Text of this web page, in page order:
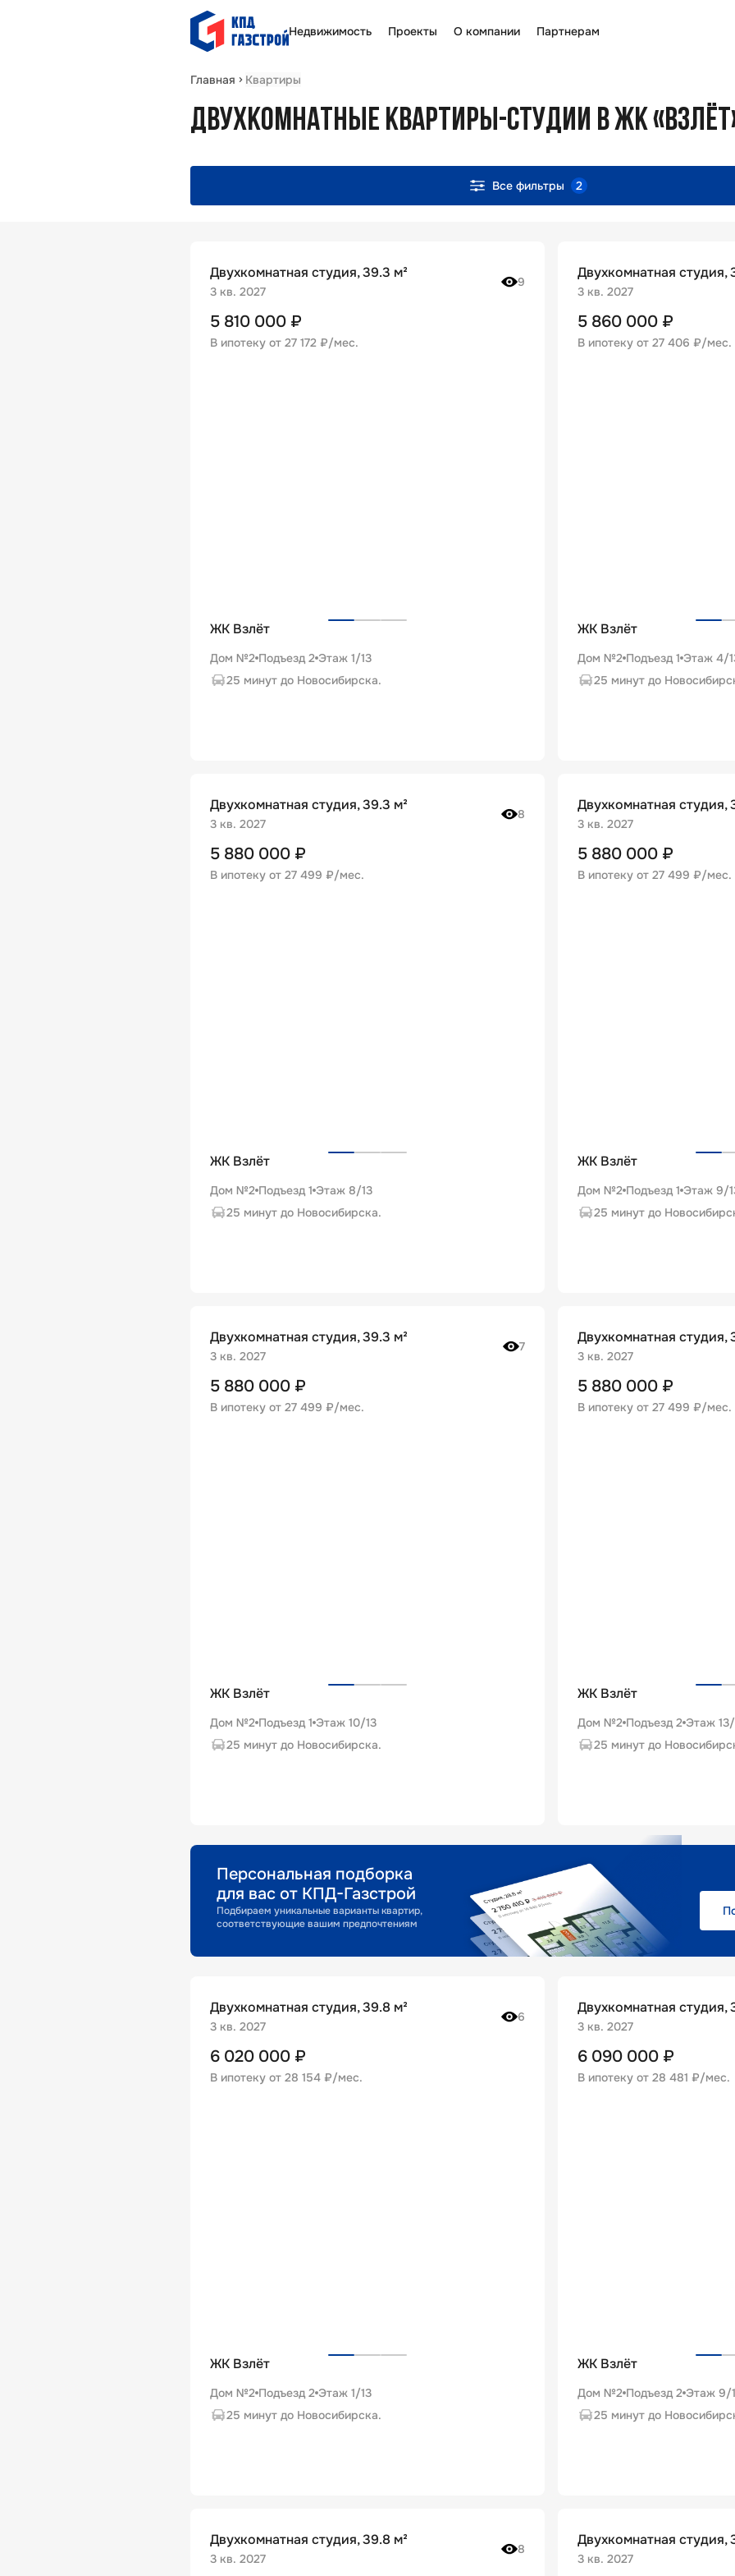
Недвижимость Проекты О компании Партнерам
Главная Квартиры
ДВУХКОМНАТНЫЕ КВАРТИРЫ-СТУДИИ В ЖК
Все фильтры 2
Двухкомнатная студия, 39.3 м²
3 кв. 2027
9
5 810 000 ₽
В ипотеку от 27 172 ₽/мес.
ЖК Взлёт
Дом №2 Подъезд 2 Этаж 1/13
25 минут до Новосибирска.
Двухкомнатная студия,
3 кв. 2027
5 860 000 ₽
В ипотеку от 27 406 ₽/мес.
ЖК Взлёт
Дом №2 Подъезд 1 Этаж 4/
25 минут до
Двухкомнатная студия, 39.3 м²
3 кв. 2027
8
5 880 000 ₽
В ипотеку от 27 499 ₽/мес.
ЖК Взлёт
Дом №2 Подъезд 1 Этаж 8/13
25 минут до Новосибирска.
Двухкомнатная студия,
3 кв. 2027
5 880 000 ₽
В ипотеку от 27 499 ₽/мес.
ЖК Взлёт
Дом №2 Подъезд 1 Этаж 9/
25 минут до
Двухкомнатная студия, 39.3 м²
3 кв. 2027
7
5 880 000 ₽
В ипотеку от 27 499 ₽/мес.
ЖК Взлёт
Дом №2 Подъезд 1 Этаж 10/13
25 минут до Новосибирска.
Двухкомнатная студия,
3 кв. 2027
5 880 000 ₽
В ипотеку от 27 499 ₽/мес.
ЖК Взлёт
Дом №2 Подъезд 2 Этаж 13/
25 минут до
Персональная подборка
для вас от КПД-Газстрой
Подбираем уникальные варианты квартир,
соответствующие вашим предпочтениям
Двухкомнатная студия, 39.8 м²
3 кв. 2027
6
6 020 000 ₽
В ипотеку от 28 154 ₽/мес.
ЖК Взлёт
Дом №2 Подъезд 2 Этаж 1/13
25 минут до Новосибирска.
Двухкомнатная студия,
3 кв. 2027
6 090 000 ₽
В ипотеку от 28 481 ₽/мес.
ЖК Взлёт
Дом №2 Подъезд 2 Этаж 9/
25 минут до
Двухкомнатная студия, 39.8 м²
3 кв. 2027
8
Двухкомнатная студия,
3 кв. 2027